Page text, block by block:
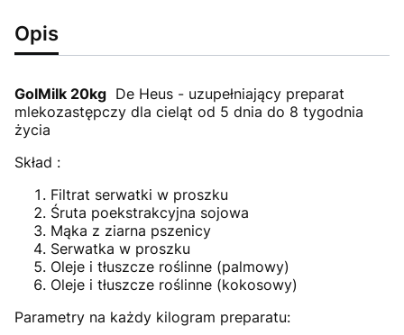
Opis
GolMilk 20kg De Heus - uzupełniający preparat
mlekozastępczy dla cieląt od 5 dnia do 8 tygodnia
życia
Skład :
Filtrat serwatki w proszku
Śruta poekstrakcyjna sojowa
Mąka z ziarna pszenicy
Serwatka w proszku
Oleje i tłuszcze roślinne (palmowy)
Oleje i tłuszcze roślinne (kokosowy)
Parametry na każdy kilogram preparatu: